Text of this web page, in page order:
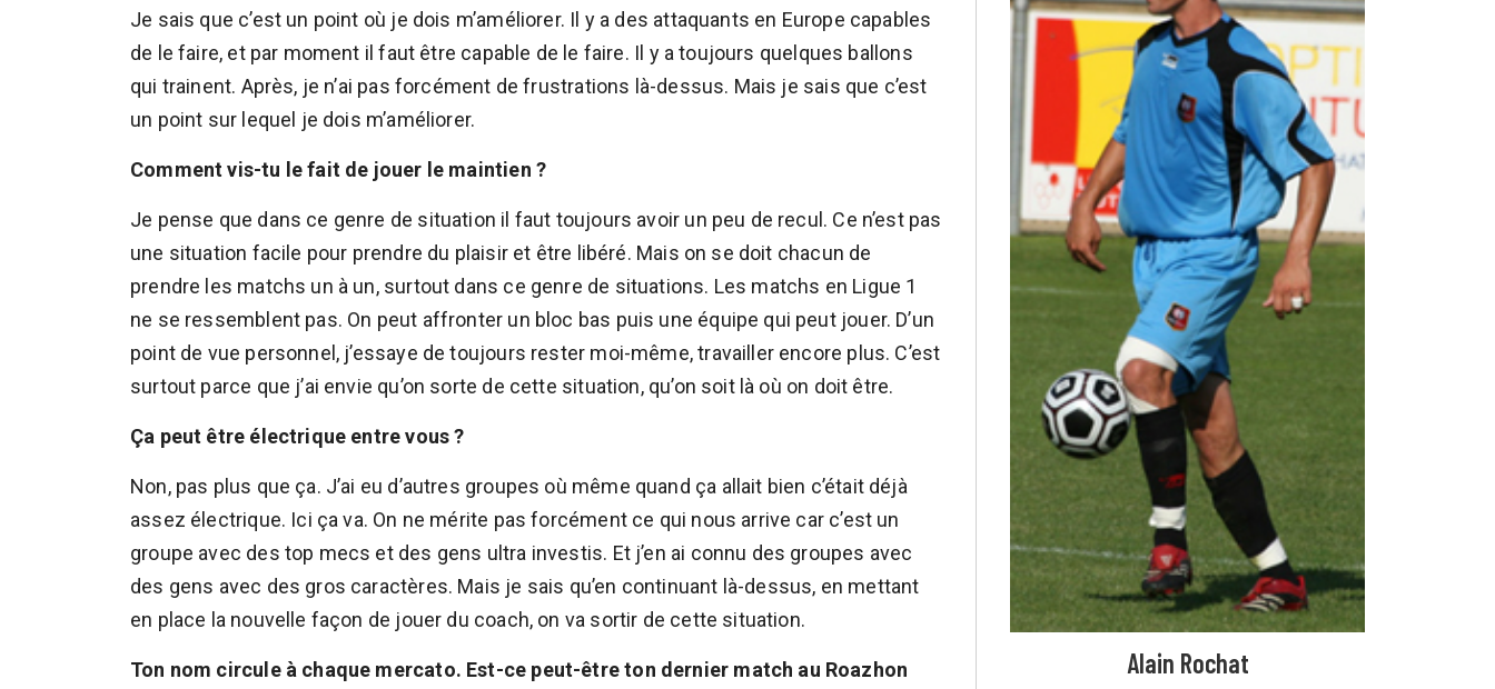
Je sais que c’est un point où je dois m’améliorer. Il y a des attaquants en Europe capables
de le faire, et par moment il faut être capable de le faire. Il y a toujours quelques ballons
qui trainent. Après, je n’ai pas forcément de frustrations là-dessus. Mais je sais que c’est
un point sur lequel je dois m’améliorer.
Comment vis-tu le fait de jouer le maintien ?
Je pense que dans ce genre de situation il faut toujours avoir un peu de recul. Ce n’est pas
une situation facile pour prendre du plaisir et être libéré. Mais on se doit chacun de
prendre les matchs un à un, surtout dans ce genre de situations. Les matchs en Ligue 1
ne se ressemblent pas. On peut affronter un bloc bas puis une équipe qui peut jouer. D’un
point de vue personnel, j’essaye de toujours rester moi-même, travailler encore plus. C’est
surtout parce que j’ai envie qu’on sorte de cette situation, qu’on soit là où on doit être.
Ça peut être électrique entre vous ?
Non, pas plus que ça. J’ai eu d’autres groupes où même quand ça allait bien c’était déjà
assez électrique. Ici ça va. On ne mérite pas forcément ce qui nous arrive car c’est un
groupe avec des top mecs et des gens ultra investis. Et j’en ai connu des groupes avec
des gens avec des gros caractères. Mais je sais qu’en continuant là-dessus, en mettant
en place la nouvelle façon de jouer du coach, on va sortir de cette situation.
Ton nom circule à chaque mercato. Est-ce peut-être ton dernier match au Roazhon Alain Rochat